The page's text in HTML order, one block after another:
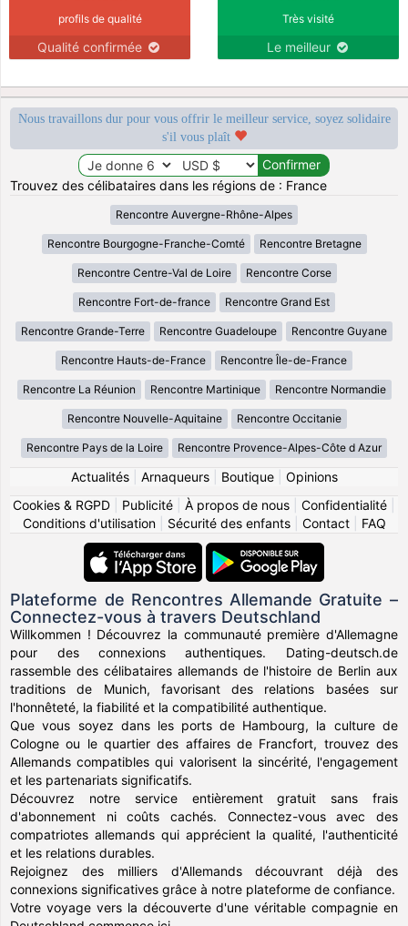
profils de qualité
Qualité confirmée
Très visité
Le meilleur
Nous travaillons dur pour vous offrir le meilleur service, soyez solidaire
s'il vous plaît
Trouvez des célibataires dans les régions de : France
Rencontre Auvergne-Rhône-Alpes
Rencontre Bourgogne-Franche-Comté Rencontre Bretagne
Rencontre Centre-Val de Loire Rencontre Corse
Rencontre Fort-de-france Rencontre Grand Est
Rencontre Grande-Terre Rencontre Guadeloupe Rencontre Guyane
Rencontre Hauts-de-France Rencontre Île-de-France
Rencontre La Réunion Rencontre Martinique Rencontre Normandie
Rencontre Nouvelle-Aquitaine Rencontre Occitanie
Rencontre Pays de la Loire Rencontre Provence-Alpes-Côte d Azur
Actualités| Arnaqueurs| Boutique| Opinions
Cookies & RGPD
Publicité À propos de nous Confidentialité
Conditions d'utilisation| Sécurité des enfants| Contact| FAQ
Plateforme de Rencontres Allemande Gratuite –
Connectez-vous à travers Deutschland
Willkommen ! Découvrez la communauté première d'Allemagne
pour des connexions authentiques. Dating-deutsch.de
rassemble des célibataires allemands de l'histoire de Berlin aux
traditions de Munich, favorisant des relations basées sur
l'honnêteté, la fiabilité et la compatibilité authentique.
Que vous soyez dans les ports de Hambourg, la culture de
Cologne ou le quartier des affaires de Francfort, trouvez des
Allemands compatibles qui valorisent la sincérité, l'engagement
et les partenariats significatifs.
Découvrez notre service entièrement gratuit sans frais
d'abonnement ni coûts cachés. Connectez-vous avec des
compatriotes allemands qui apprécient la qualité, l'authenticité
et les relations durables.
Rejoignez des milliers d'Allemands découvrant déjà des
connexions significatives grâce à notre plateforme de confiance.
Votre voyage vers la découverte d'une véritable compagnie en